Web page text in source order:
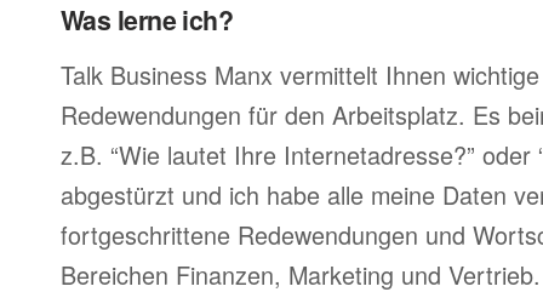
Was lerne ich?
Talk Business Manx vermittelt Ihnen
Redewendungen für den Arbeitsplatz. Es
z.B. “Wie lautet Ihre Internetadresse?” oder
abgestürzt und ich habe alle meine Daten
fortgeschrittene Redewendungen und
Bereichen Finanzen, Marketing und Vertrieb.